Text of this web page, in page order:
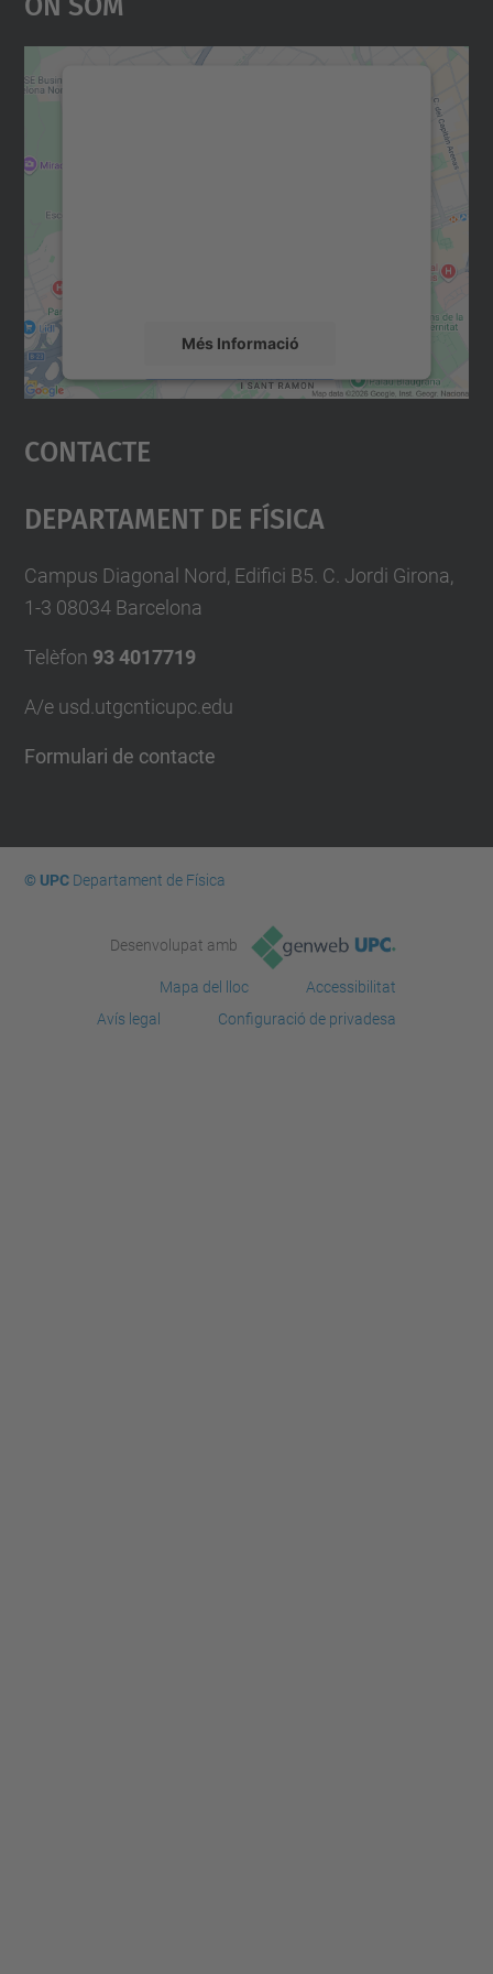
Més Informació
Accepta
powered by
Contacte
Departament De Física
Campus Diagonal Nord, Edifici B5. C. Jordi Girona,
1-3 08034 Barcelona
Telèfon 93 4017719
A/e usd.utgcnticupc.edu
Formulari de contacte
© UPCDepartament de Física
Desenvolupat amb
Mapa del lloc
Accessibilitat
Avís legal
Configuració de privadesa